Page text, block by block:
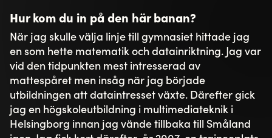
Hur kom du in på den här banan?
När jag skulle välja linje till gymnasiet hittade jag
en som hette matematik och datainriktning. Jag var
vid den tidpunkten mest intresserad av
mattespåret men insåg när jag började
utbildningen att dataintresset växte. Därefter gick
jag en högskoleutbildning i multimediateknik i
Helsingborg innan jag vände tillbaka till Småland